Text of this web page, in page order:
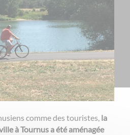
comme des touristes, la
à Tournus a été aménagée